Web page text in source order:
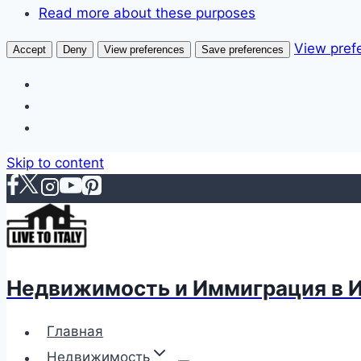
Read more about these purposes
Accept Deny View preferences Save preferences View
Skip to content
Недвижимость и Иммиграция в
Главная
Недвижимость